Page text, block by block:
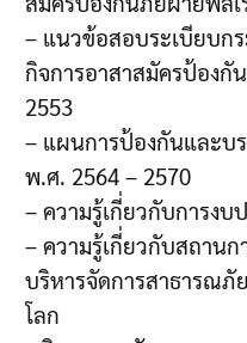
– แนวข้อสอบระเบียบก
กิจการอาสาสมัครป้อง
2553
– แผนการป้องกันและบ
พ.ศ. 2564 – 2570
– ความรู้เกี่ยวกับการงบ
– ความรู้เกี่ยวกับสถาน
บริหารจัดการสาธารณภั
โลก